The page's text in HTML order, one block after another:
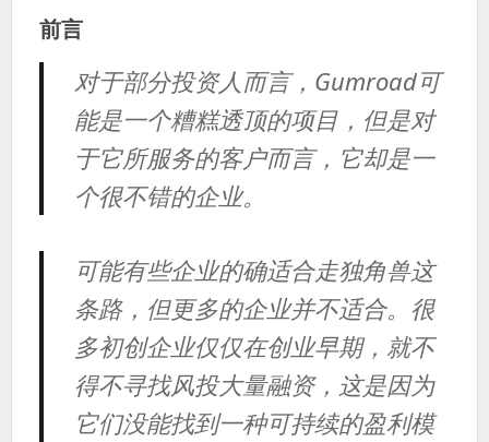
前言
对于部分投资人而言，Gumroad可
能是一个糟糕透顶的项目，但是对
于它所服务的客户而言，它却是一
个很不错的企业。
可能有些企业的确适合走独角兽这
条路，但更多的企业并不适合。很
多初创企业仅仅在创业早期，就不
得不寻找风投大量融资，这是因为
它们没能找到一种可持续的盈利模